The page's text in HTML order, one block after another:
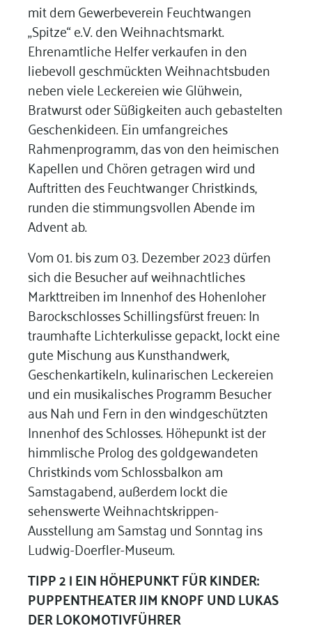
mit dem Gewerbeverein Feuchtwangen
„Spitze“ e.V. den Weihnachtsmarkt.
Ehrenamtliche Helfer verkaufen in den
liebevoll geschmückten Weihnachtsbuden
neben viele Leckereien wie Glühwein,
Bratwurst oder Süßigkeiten auch gebastelten
Geschenkideen. Ein umfangreiches
Rahmenprogramm, das von den heimischen
Kapellen und Chören getragen wird und
Auftritten des Feuchtwanger Christkinds,
runden die stimmungsvollen Abende im
Advent ab.
Vom 01. bis zum 03. Dezember 2023 dürfen
sich die Besucher auf weihnachtliches
Markttreiben im Innenhof des Hohenloher
Barockschlosses Schillingsfürst freuen: In
traumhafte Lichterkulisse gepackt, lockt eine
gute Mischung aus Kunsthandwerk,
Geschenkartikeln, kulinarischen Leckereien
und ein musikalisches Programm Besucher
aus Nah und Fern in den windgeschützten
Innenhof des Schlosses. Höhepunkt ist der
himmlische Prolog des goldgewandeten
Christkinds vom Schlossbalkon am
Samstagabend, außerdem lockt die
sehenswerte Weihnachtskrippen-
Ausstellung am Samstag und Sonntag ins
Ludwig-Doerfler-Museum.
TIPP 2 | EIN HÖHEPUNKT FÜR KINDER:
PUPPENTHEATER JIM KNOPF UND LUKAS
DER LOKOMOTIVFÜHRER